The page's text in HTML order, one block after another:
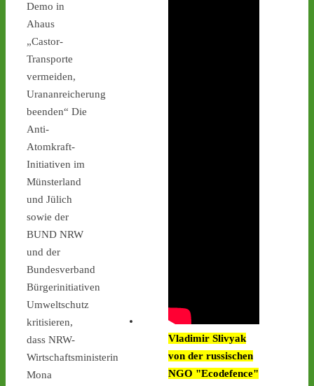
Demo in
Ahaus
„Castor-
Transporte
vermeiden,
Urananreicherung
beenden“ Die
Anti-
Atomkraft-
Initiativen im
Münsterland
und Jülich
sowie der
BUND NRW
und der
Bundesverband
Bürgerinitiativen
Umweltschutz
kritisieren,
dass NRW-
Wirtschaftsministerin
Mona
1.20 Uhr -
Begleithubschrauber
erreicht #Ahaus - der 12.
Castorbehälter aus Jülich
befindet sich kurz vor
Vladimir Slivyak
von der russischen
NGO "Ecodefence"